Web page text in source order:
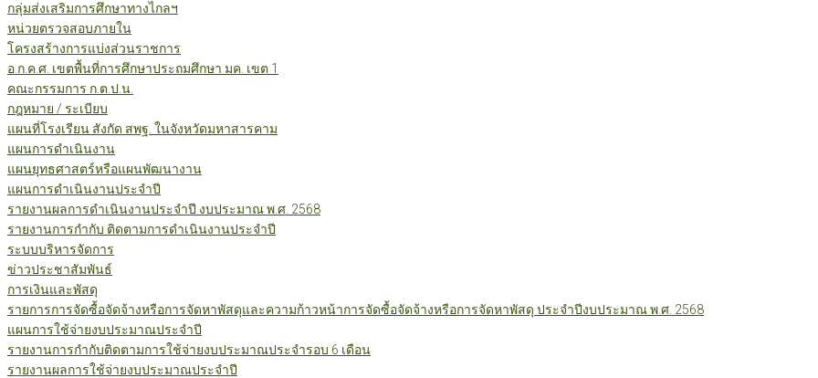
กลุ่มส่งเสริมการศึกษาทางไกลฯ
หน่วยตรวจสอบภายใน
โครงสร้างการแบ่งส่วนราชการ
อ.ก.ค.ศ. เขตพื้นที่การศึกษาประถมศึกษา มค. เขต 1
คณะกรรมการ ก.ต.ป.น.
กฎหมาย / ระเบียบ
แผนที่โรงเรียน สังกัด สพฐ. ในจังหวัดมหาสารคาม
แผนการดำเนินงาน
แผนยุทธศาสตร์หรือแผนพัฒนางาน
แผนการดำเนินงานประจำปี
รายงานผลการดำเนินงานประจำปี งบประมาณ พ.ศ. 2568
รายงานการกำกับ ติดตามการดำเนินงานประจำปี
ระบบบริหารจัดการ
ข่าวประชาสัมพันธ์
การเงินและพัสดุ
รายการการจัดซื้อจัดจ้างหรือการจัดหาพัสดุและความก้าวหน้าการจัดซื้อจัดจ้างหรือการจัดหาพัสดุ ประจำปีงบประมาณ พ.ศ. 2568
แผนการใช้จ่ายงบประมาณประจำปี
รายงานการกำกับติดตามการใช้จ่ายงบประมาณประจำรอบ 6 เดือน
รายงานผลการใช้จ่ายงบประมาณประจำปี